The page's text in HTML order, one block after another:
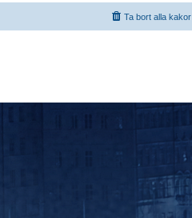
Ta bort alla kakor